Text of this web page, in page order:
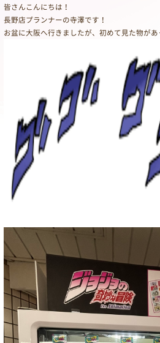
皆さんこんにちは！
長野店プランナーの寺澤です！
お盆に大阪へ行きましたが、初めて見た物が